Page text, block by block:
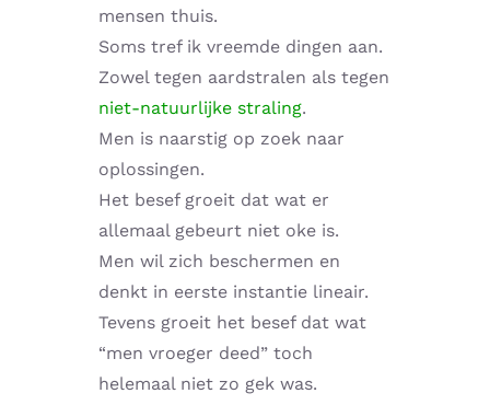
Onderwerpen:
Ziekteverzuim in bedrijven
Winkelwagen
Contactformulier
Zirbeldrüse detox
mensen thuis.
Soms tref ik vreemde dingen aan.
Zowel tegen aardstralen als tegen
niet-natuurlijke straling.
Men is naarstig op zoek naar
oplossingen.
Het besef groeit dat wat er
allemaal gebeurt niet oke is.
Men wil zich beschermen en
denkt in eerste instantie lineair.
Tevens groeit het besef dat wat
“men vroeger deed” toch
helemaal niet zo gek was.